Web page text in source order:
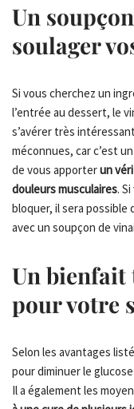
Un
soulager
Si vous cherchez un
l’entrée au dessert, le
s’avérer très
méconnues, car c’est
de vous apporterun
douleurs musculaires.
bloquer, il sera possible
avec un soupçon de
Un bienfait
pour votre
Selon les avantages
pour diminuer le
Il a également les